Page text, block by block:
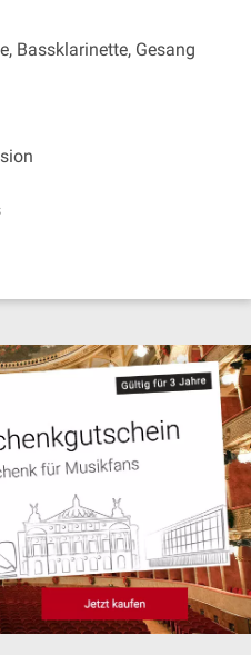
Bassklarinette, Gesang